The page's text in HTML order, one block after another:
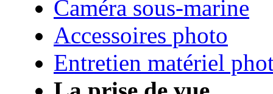
Caméra sous-marine
Accessoires photo
Entretien matériel